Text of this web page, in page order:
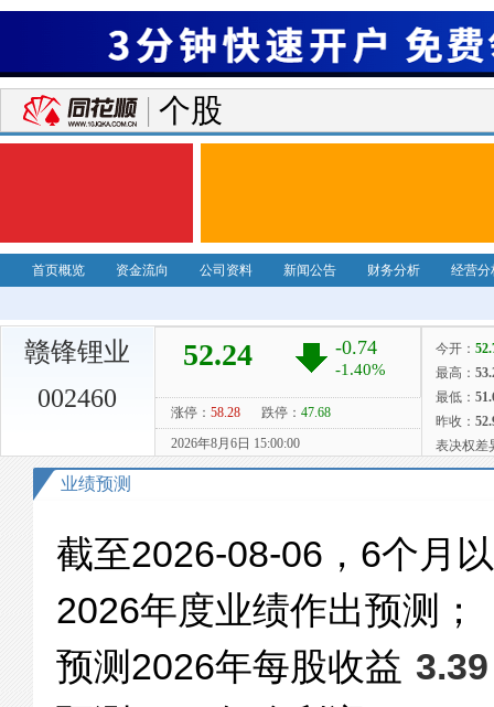
个股
首页概览 资金流向 公司资料 新闻公告 财务分析 经营分
赣锋锂业
002460